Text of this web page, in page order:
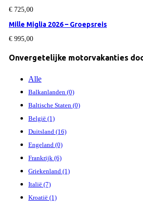
€ 725,00
Mille Miglia 2026 – Groepsreis
€ 995,00
Onvergetelijke motorvakanties
Alle
Balkanlanden (0)
Baltische Staten (0)
België (1)
Duitsland (16)
Engeland (0)
Frankrijk (6)
Griekenland (1)
Italië (7)
Kroatië (1)